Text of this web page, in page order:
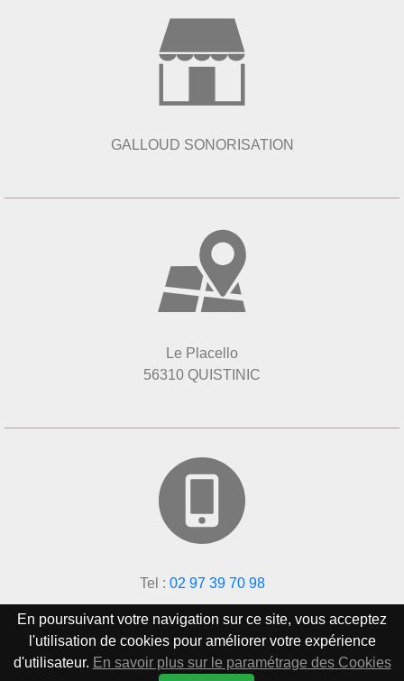
GALLOUD SONORISATION
Le Placello
56310 QUISTINIC
Tel : 02 97 39 70 98
En poursuivant votre navigation sur ce site, vous acceptez
l'utilisation de cookies pour améliorer votre expérience
d'utilisateur. En savoir plus sur le paramétrage des Cookies